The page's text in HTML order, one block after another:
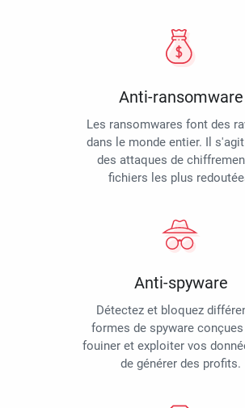
Anti-ransomware
Les ransomwares font des
dans le monde entier. Il
des attaques de
fichiers les plus
Anti-spyware
Détectez et bloquez
formes de spyware
fouiner et exploiter vos
de générer des profits.